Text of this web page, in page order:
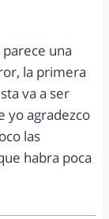
parece una
la primera
va a ser
yo agradezco
las
habra poca